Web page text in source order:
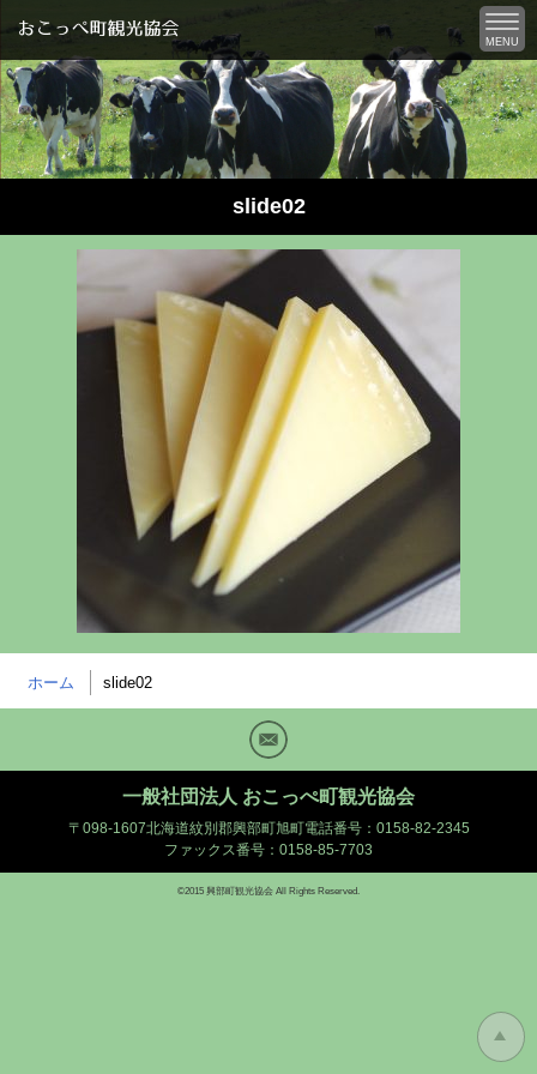
MENU
slide02
ホーム slide02
Mail
一般社団法人 おこっぺ町観光協会
〒098-1607北海道紋別郡興部町旭町電話番号：0158-82-2345
ファックス番号：0158-85-7703
©2015 興部町観光協会 All Rights Reserved.